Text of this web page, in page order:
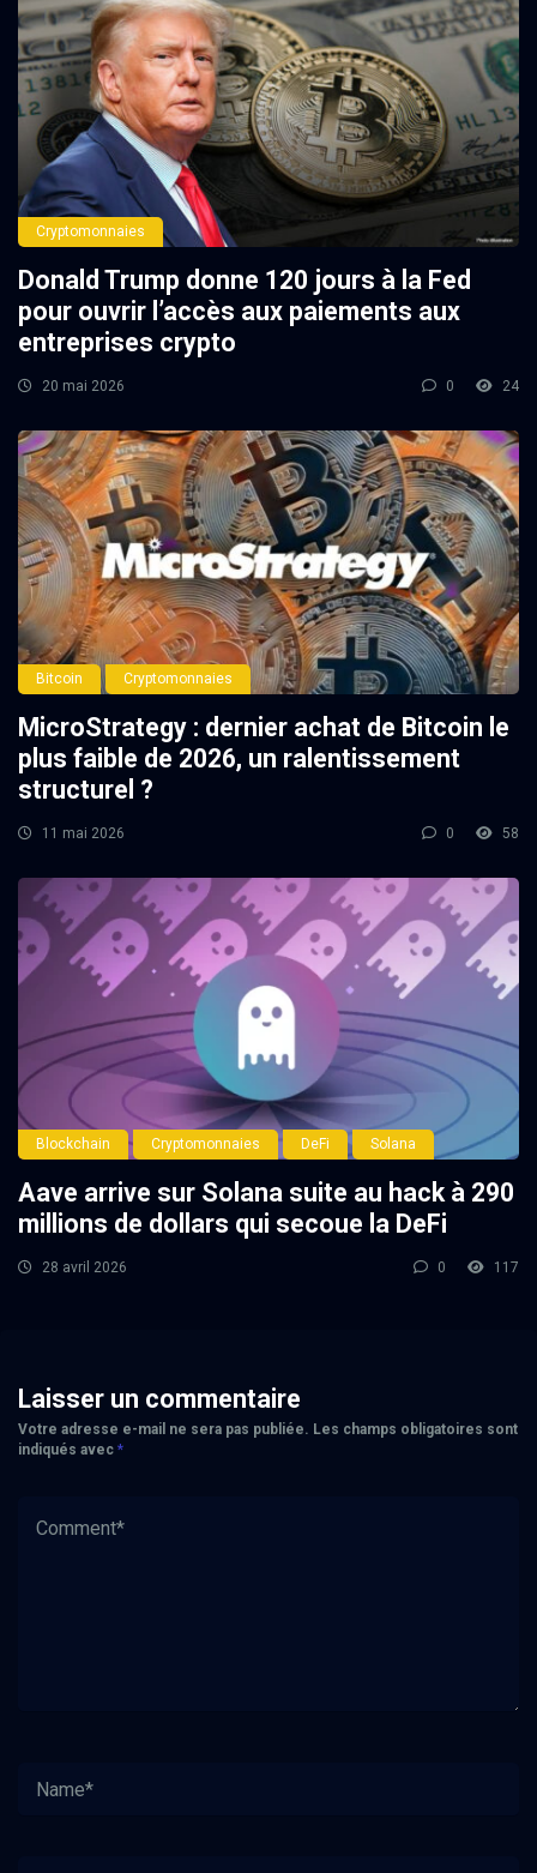
Cryptomonnaies
Donald Trump donne 120 jours à la Fed
pour ouvrir l’accès aux paiements aux
entreprises crypto
20 mai 2026 0 24
Bitcoin Cryptomonnaies
MicroStrategy : dernier achat de Bitcoin le
plus faible de 2026, un ralentissement
structurel ?
11 mai 2026 0 58
Blockchain Cryptomonnaies DeFi Solana
Aave arrive sur Solana suite au hack à 290
millions de dollars qui secoue la DeFi
28 avril 2026 0 117
Laisser un commentaire
Votre adresse e-mail ne sera pas publiée. Les champs obligatoires sont
indiqués avec *